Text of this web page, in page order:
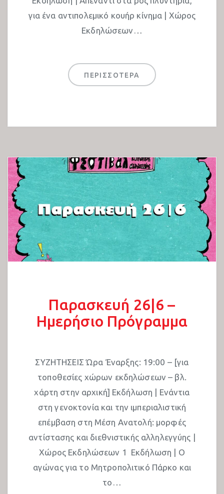
για ένα αντιπολεμικό κουήρ κίνημα | Χώρος
Εκδηλώσεων…
ΠΕΡΙΣΣΟΤΕΡΑ
Παρασκευή 26|6 –
Ημερήσιο Πρόγραμμα
ΣΥZΗΤΗΣΕΙΣ Ώρα Έναρξης: 19:00 – [για
τοποθεσίες χώρων εκδηλώσεων – βλ.
χάρτη στην αρχική] Εκδήλωση | Ενάντια
στη γενοκτονία και την ιμπεριαλιστική
επέμβαση στη Μέση Ανατολή: μορφές
αντίστασης και διεθνιστικής αλληλεγγύης |
Χώρος Εκδηλώσεων 1 Εκδήλωση | Ο
αγώνας για το Μητροπολιτικό Πάρκο και
το…